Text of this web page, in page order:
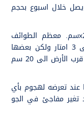
خلال اسبوع بحجم
وقد يصل خلال اشهر الى 40سمx20سم. معظم الطوائف
تتواجد على ارتفاع بين متر ونصف الى 3 امتار ولكن بعضها
وجد في شبابيك الدور الثالث والبعض قرب الأرض الى 20 سم
تعرضه لهجوم بأي
تغير مفاجئ في الجو